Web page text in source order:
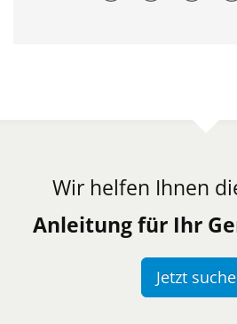
Wir helfen Ihnen
Anleitung für Ihr
Jetzt